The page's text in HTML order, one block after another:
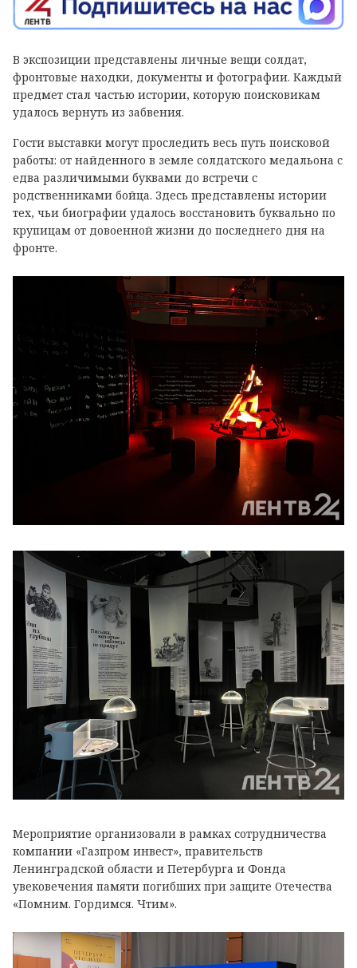
В экспозиции представлены личные вещи солдат,
фронтовые находки, документы и фотографии. Каждый
предмет стал частью истории, которую поисковикам
удалось вернуть из забвения.
Гости выставки могут проследить весь путь поисковой
работы: от найденного в земле солдатского медальона с
едва различимыми буквами до встречи с
родственниками бойца. Здесь представлены истории
тех, чьи биографии удалось восстановить буквально по
крупицам от довоенной жизни до последнего дня на
фронте.
Мероприятие организовали в рамках сотрудничества
компании «Газпром инвест», правительств
Ленинградской области и Петербурга и Фонда
увековечения памяти погибших при защите Отечества
«Помним. Гордимся. Чтим».